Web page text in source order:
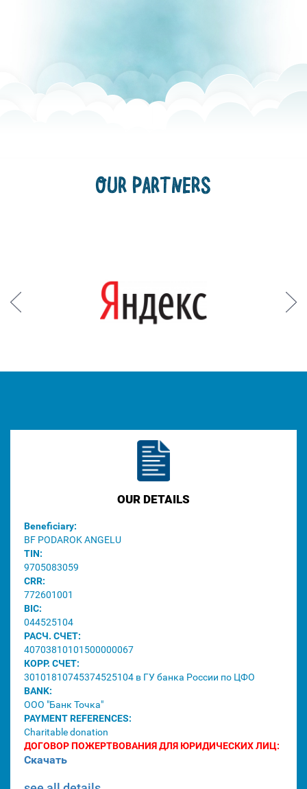
OUR PARTNERS
Prev Next
OUR DETAILS
Beneficiary:
BF PODAROK ANGELU
TIN:
9705083059
CRR:
772601001
BIC:
044525104
РАСЧ. СЧЕТ:
40703810101500000067
КОРР. СЧЕТ:
30101810745374525104 в ГУ банка России по ЦФО
BANK:
ООО "Банк Точка"
PAYMENT REFERENCES:
Charitable donation
ДОГОВОР ПОЖЕРТВОВАНИЯ ДЛЯ ЮРИДИЧЕСКИХ ЛИЦ:
Скачать